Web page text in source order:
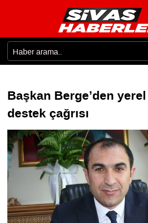
Başkan Berge’den
destek çağrısı